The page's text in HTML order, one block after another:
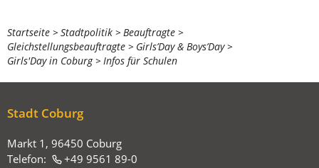
Sie
befinden
sich
Startseite Stadtpolitik
Beauftragte
Gleichstellungsbeauftragte
Girls’Day & Boys’Day
Girls'Day in Coburg
Infos für Schulen
Stadt Coburg
Markt 1, 96450 Coburg
Telefon:
+49 9561 89-0